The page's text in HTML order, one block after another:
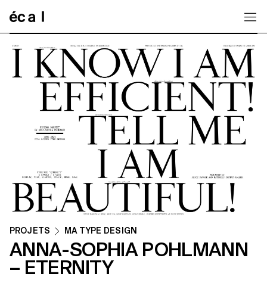
PROJETS MA TYPE DESIGN
ANNA-SOPHIA POHLMANN
– ETERNITY